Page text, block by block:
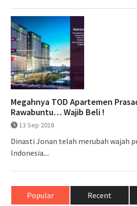
Megahnya TOD Apartemen
Rawabuntu… Wajib Beli !
13 Sep 2018
Dinasti Jonan telah merubah wajah
Indonesia....
Popular Recent